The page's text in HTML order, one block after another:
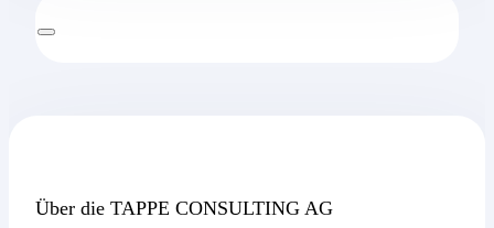
Über die TAPPE CONSULTING AG